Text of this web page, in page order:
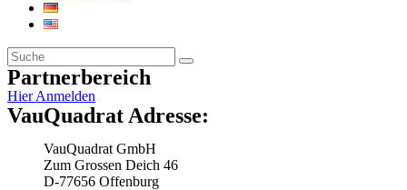
Partnerbereich
Hier Anmelden
VauQuadrat Adresse:
VauQuadrat GmbH
Zum Grossen Deich 46
D-77656 Offenburg